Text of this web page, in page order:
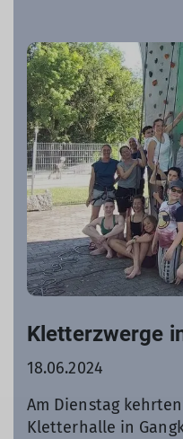
Kletterzwerge
18.06.2024
Am Dienstag
Kletterhalle in